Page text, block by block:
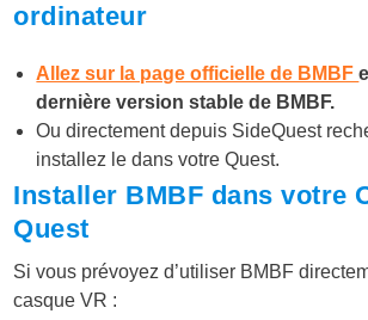
ordinateur
Allez sur la page officielle de BMBF
dernière version stable de BMBF.
Ou directement depuis SideQuest
installez le dans votre Quest.
Installer BMBF dans votre
Quest
Si vous prévoyez d’utiliser BMBF
casque VR :